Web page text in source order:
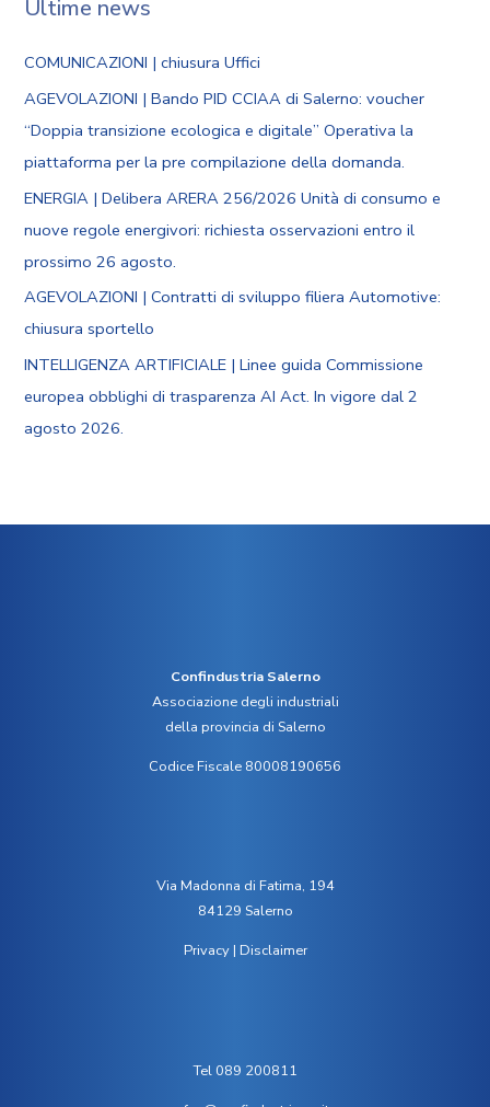
Ultime news
COMUNICAZIONI | chiusura Uffici
AGEVOLAZIONI | Bando PID CCIAA di Salerno: voucher
“Doppia transizione ecologica e digitale” Operativa la
piattaforma per la pre compilazione della domanda.
ENERGIA | Delibera ARERA 256/2026 Unità di consumo e
nuove regole energivori: richiesta osservazioni entro il
prossimo 26 agosto.
AGEVOLAZIONI | Contratti di sviluppo filiera Automotive:
chiusura sportello
INTELLIGENZA ARTIFICIALE | Linee guida Commissione
europea obblighi di trasparenza AI Act. In vigore dal 2
agosto 2026.
Confindustria Salerno
Associazione degli industriali
della provincia di Salerno
Codice Fiscale 80008190656
Via Madonna di Fatima, 194
84129 Salerno
Privacy| Disclaimer
Tel 089 200811